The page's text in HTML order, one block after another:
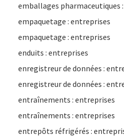
emballages pharmaceutiques
empaquetage : entreprises
empaquetage : entreprises
enduits : entreprises
enregistreur de données :
enregistreur de données :
entraînements : entreprises
entraînements : entreprises
entrepôts réfrigérés :